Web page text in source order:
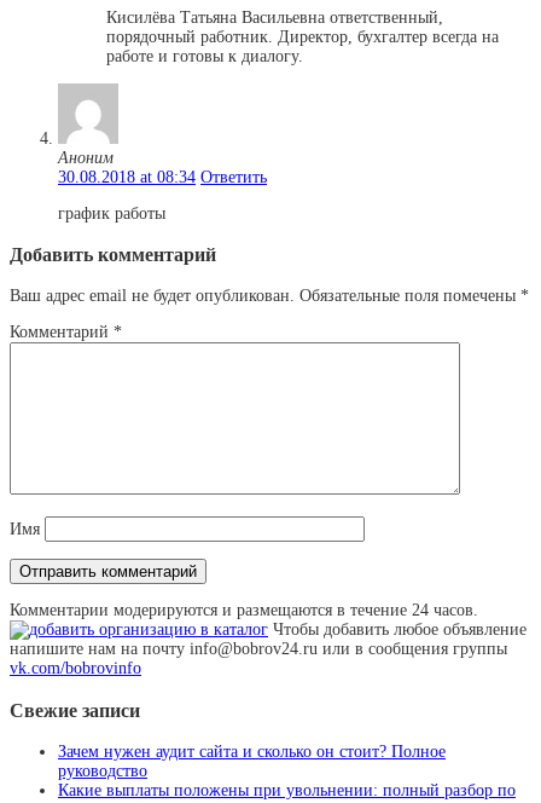
Кисилёва Татьяна Васильевна ответственный,
порядочный работник. Директор, бухгалтер всегда на
работе и готовы к диалогу.
Аноним
30.08.2018 at 08:34 Ответить
график работы
Добавить комментарий
Ваш адрес email не будет опубликован. Обязательные поля помечены *
Комментарий *
Имя
Комментарии модерируются и размещаются в течение 24 часов.
Чтобы добавить любое объявление
напишите нам на почту info@bobrov24.ru или в сообщения группы
vk.com/bobrovinfo
Свежие записи
Зачем нужен аудит сайта и сколько он стоит? Полное
руководство
Какие выплаты положены при увольнении: полный разбор по